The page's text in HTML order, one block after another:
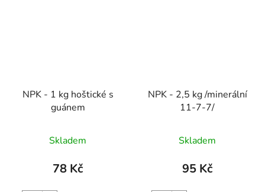
NPK - 1 kg hoštické s
guánem
Skladem
78 Kč
NPK - 2,5 kg /minerální
11-7-7/
Skladem
95 Kč